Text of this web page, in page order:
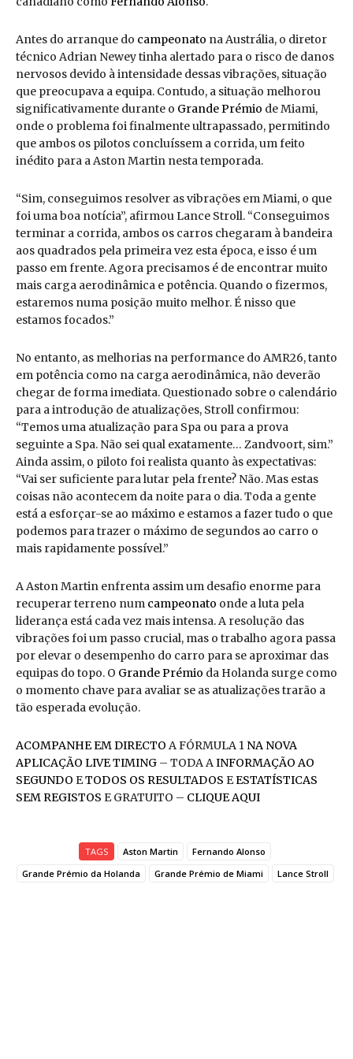
Antes do arranque do campeonato na Austrália, o diretor
técnico Adrian Newey tinha alertado para o risco de danos
nervosos devido à intensidade dessas vibrações, situação
que preocupava a equipa. Contudo, a situação melhorou
significativamente durante o Grande Prémio de Miami,
onde o problema foi finalmente ultrapassado, permitindo
que ambos os pilotos concluíssem a corrida, um feito
inédito para a Aston Martin nesta temporada.
“Sim, conseguimos resolver as vibrações em Miami, o que
foi uma boa notícia”, afirmou Lance Stroll. “Conseguimos
terminar a corrida, ambos os carros chegaram à bandeira
aos quadrados pela primeira vez esta época, e isso é um
passo em frente. Agora precisamos é de encontrar muito
mais carga aerodinâmica e potência. Quando o fizermos,
estaremos numa posição muito melhor. É nisso que
estamos focados.”
No entanto, as melhorias na performance do AMR26, tanto
em potência como na carga aerodinâmica, não deverão
chegar de forma imediata. Questionado sobre o calendário
para a introdução de atualizações, Stroll confirmou:
“Temos uma atualização para Spa ou para a prova
seguinte a Spa. Não sei qual exatamente… Zandvoort, sim.”
Ainda assim, o piloto foi realista quanto às expectativas:
“Vai ser suficiente para lutar pela frente? Não. Mas estas
coisas não acontecem da noite para o dia. Toda a gente
está a esforçar-se ao máximo e estamos a fazer tudo o que
podemos para trazer o máximo de segundos ao carro o
mais rapidamente possível.”
A Aston Martin enfrenta assim um desafio enorme para
recuperar terreno num campeonato onde a luta pela
liderança está cada vez mais intensa. A resolução das
vibrações foi um passo crucial, mas o trabalho agora passa
por elevar o desempenho do carro para se aproximar das
equipas do topo. O Grande Prémio da Holanda surge como
o momento chave para avaliar se as atualizações trarão a
tão esperada evolução.
ACOMPANHE EM DIRECTO A FÓRMULA 1 NA NOVA
APLICAÇÃO LIVE TIMING – TODA AINFORMAÇÃO AO
SEGUNDO ETODOS OS RESULTADOS EESTATÍSTICAS
SEM REGISTOS E GRATUITO – CLIQUE AQUI
TAGS Aston Martin
Fernando Alonso
Grande Prémio da Holanda
Grande Prémio de Miami Lance Stroll